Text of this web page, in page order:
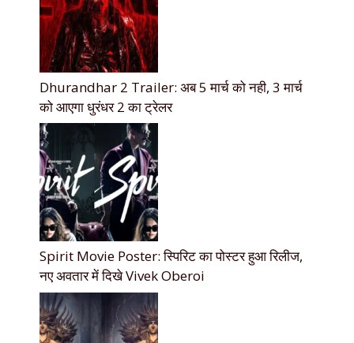
Dhurandhar 2 Trailer: अब 5 मार्च को नही, 3 मार्च
को आएगा धुरंधर 2 का ट्रेलर
Spirit Movie Poster: स्पिरिट का पोस्टर हुआ रिलीज,
नए अवतार में दिखे Vivek Oberoi